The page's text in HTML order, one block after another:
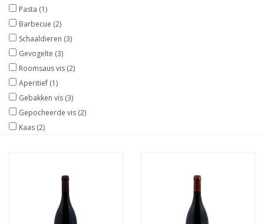
Pasta (1)
Barbecue (2)
Schaaldieren (3)
Gevogelte (3)
Roomsaus vis (2)
Aperitief (1)
Gebakken vis (3)
Gepocheerde vis (2)
Kaas (2)